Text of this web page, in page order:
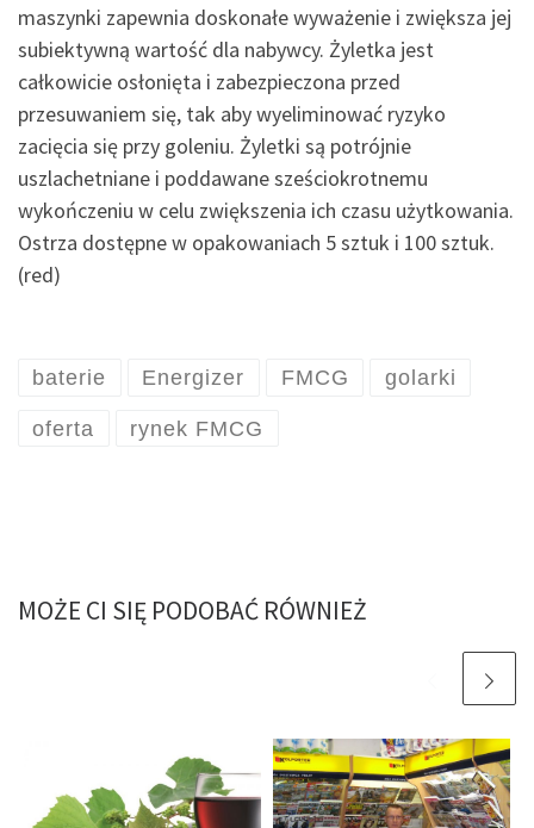
maszynki zapewnia doskonałe wyważenie i zwiększa jej
subiektywną wartość dla nabywcy. Żyletka jest
całkowicie osłonięta i zabezpieczona przed
przesuwaniem się, tak aby wyeliminować ryzyko
zacięcia się przy goleniu. Żyletki są potrójnie
uszlachetniane i poddawane sześciokrotnemu
wykończeniu w celu zwiększenia ich czasu użytkowania.
Ostrza dostępne w opakowaniach 5 sztuk i 100 sztuk.
(red)
baterie Energizer FMCG golarki
oferta rynek FMCG
MOŻE CI SIĘ PODOBAĆ RÓWNIEŻ